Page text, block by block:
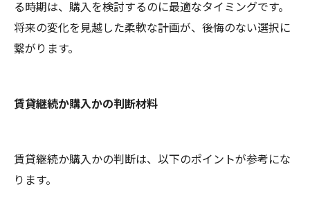
る時期は、購入を検討するのに最適なタイミングです。
将来の変化を見越した柔軟な計画が、後悔のない選択に
繋がります。
賃貸継続か購入かの判断材料
賃貸継続か購入かの判断は、以下のポイントが参考にな
ります。